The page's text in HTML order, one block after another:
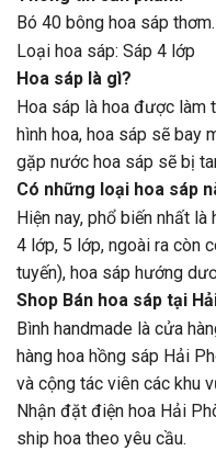
Bó 40 bông hoa sáp thơm.
Loại hoa sáp: Sáp 4 lớp
Hoa sáp là gì?
Hoa sáp là hoa được làm
hình hoa, hoa sáp sẽ bay
gặp nước hoa sáp sẽ bị
Có những loại hoa sáp
Hiện nay, phổ biến nhất
4 lớp, 5 lớp, ngoài ra còn
tuyến), hoa sáp hướng
Shop Bán hoa sáp tại
Bình handmade là cửa
hàng hoa hồng sáp Hải
và cộng tác viên các khu
Nhận đặt điện hoa Hải
ship hoa theo yêu cầu.